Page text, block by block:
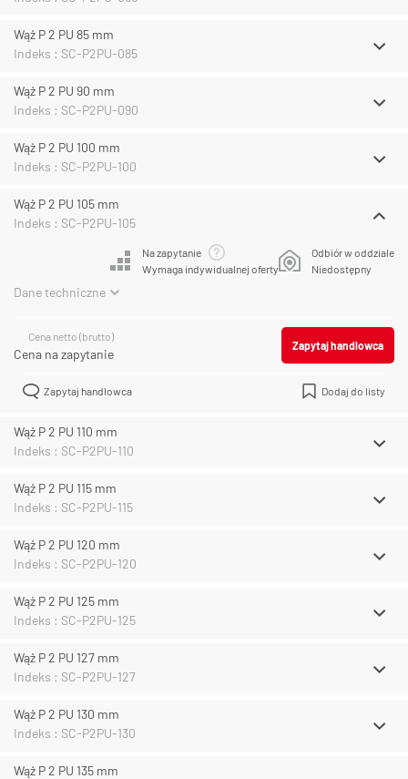
Wąż P 2 PU 85 mm
Indeks : SC-P2PU-085
Wąż P 2 PU 90 mm
Indeks : SC-P2PU-090
Wąż P 2 PU 100 mm
Indeks : SC-P2PU-100
Wąż P 2 PU 105 mm
Indeks : SC-P2PU-105
Na zapytanie
Wymaga indywidualnej oferty
Odbiór w oddziale
Niedostępny
Dane techniczne
Cena netto (brutto)
Cena na zapytanie
Zapytaj handlowca
Zapytaj handlowca Dodaj do listy
Wąż P 2 PU 110 mm
Indeks : SC-P2PU-110
Wąż P 2 PU 115 mm
Indeks : SC-P2PU-115
Wąż P 2 PU 120 mm
Indeks : SC-P2PU-120
Wąż P 2 PU 125 mm
Indeks : SC-P2PU-125
Wąż P 2 PU 127 mm
Indeks : SC-P2PU-127
Wąż P 2 PU 130 mm
Indeks : SC-P2PU-130
Wąż P 2 PU 135 mm